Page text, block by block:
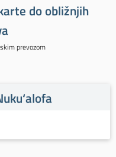
do obližnjih
prevozom